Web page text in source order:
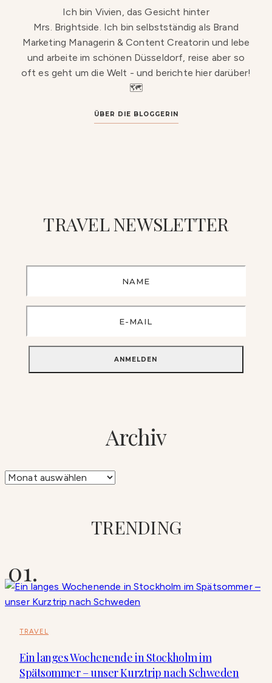
Ich bin Vivien, das Gesicht hinter
Mrs. Brightside. Ich bin selbstständig als Brand
Marketing Managerin & Content Creatorin und lebe
und arbeite im schönen Düsseldorf, reise aber so
oft es geht um die Welt - und berichte hier darüber!
🗺️
ÜBER DIE BLOGGERIN
TRAVEL NEWSLETTER
Archiv
Archiv
TRENDING
TRAVEL
Ein langes Wochenende in Stockholm im
Spätsommer – unser Kurztrip nach Schweden